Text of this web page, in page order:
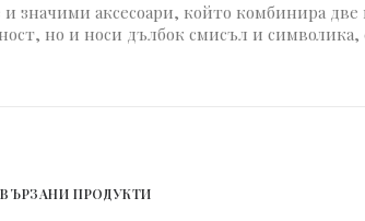
значими аксесоари, който комбинира
но и носи дълбок смисъл и
ПРОДУКТИ